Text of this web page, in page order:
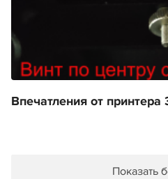
Впечатления от принтера
Показать